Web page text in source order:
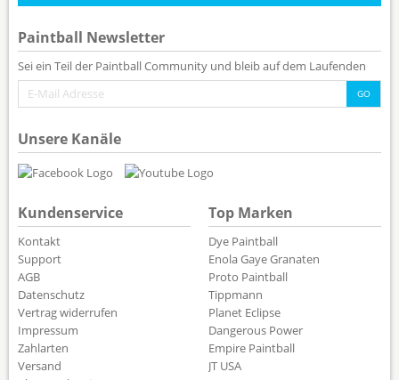
Paintball Newsletter
Sei ein Teil der Paintball Community und bleib auf dem Laufenden
Unsere Kanäle
Kundenservice
Kontakt
Support
AGB
Datenschutz
Vertrag widerrufen
Impressum
Zahlarten
Versand
Top Marken
Dye Paintball
Enola Gaye Granaten
Proto Paintball
Tippmann
Planet Eclipse
Dangerous Power
Empire Paintball
JT USA